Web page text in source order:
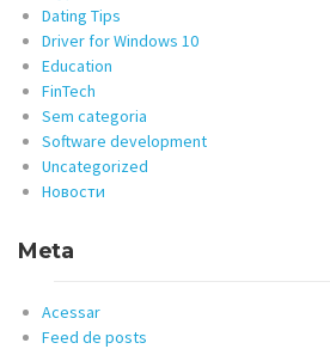
Dating Tips
Driver for Windows 10
Education
FinTech
Sem categoria
Software development
Uncategorized
Новости
Meta
Acessar
Feed de posts